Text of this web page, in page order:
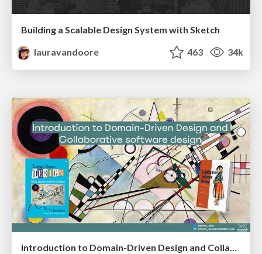
Building a Scalable Design System with Sketch
lauravandoore
463 34k
Introduction to Domain-Driven Design and Collaborative software design